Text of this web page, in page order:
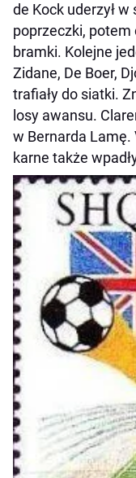
de Kock uderzył w
poprzeczki, potem
bramki. Kolejne
Zidane, De Boer,
trafiały do siatki.
losy awansu.
w Bernarda Lamę.
karne także